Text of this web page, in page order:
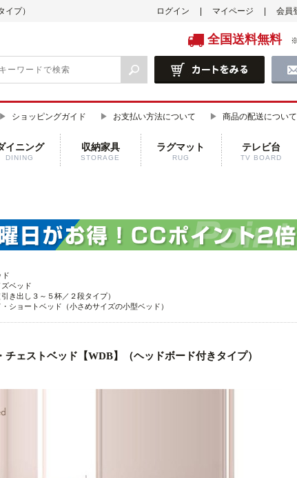
プ） ログイン マイページ 会員
全国送料無料
ショッピングガイド お支払い方法について 商品の配送について
イニング
DINING
収納家具
STORAGE
ラグマット
RUG
テレビ台
TV BOARD
ド
ベッド
き出し３～５杯／２段タイプ）
ショートベッド（小さめサイズの小型ベッド）
チェストベッド【WDB】（ヘッドボード付きタイプ）